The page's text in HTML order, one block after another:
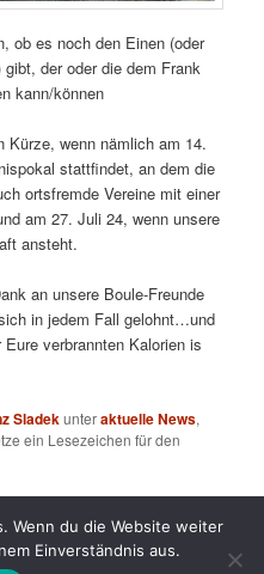
ob es noch den Einen (oder
gibt, der oder die dem Frank
kann/können
Kürze, wenn nämlich am 14.
stattfindet, an dem die
ortsfremde Vereine mit einer
am 27. Juli 24, wenn unsere
ansteht.
an unsere Boule-Freunde
in jedem Fall gelohnt…und
verbrannten Kalorien is
Sladekunteraktuelle News,
ein Lesezeichen für den
von WordPress
Wenn du die Website weiter
Einverständnis aus.